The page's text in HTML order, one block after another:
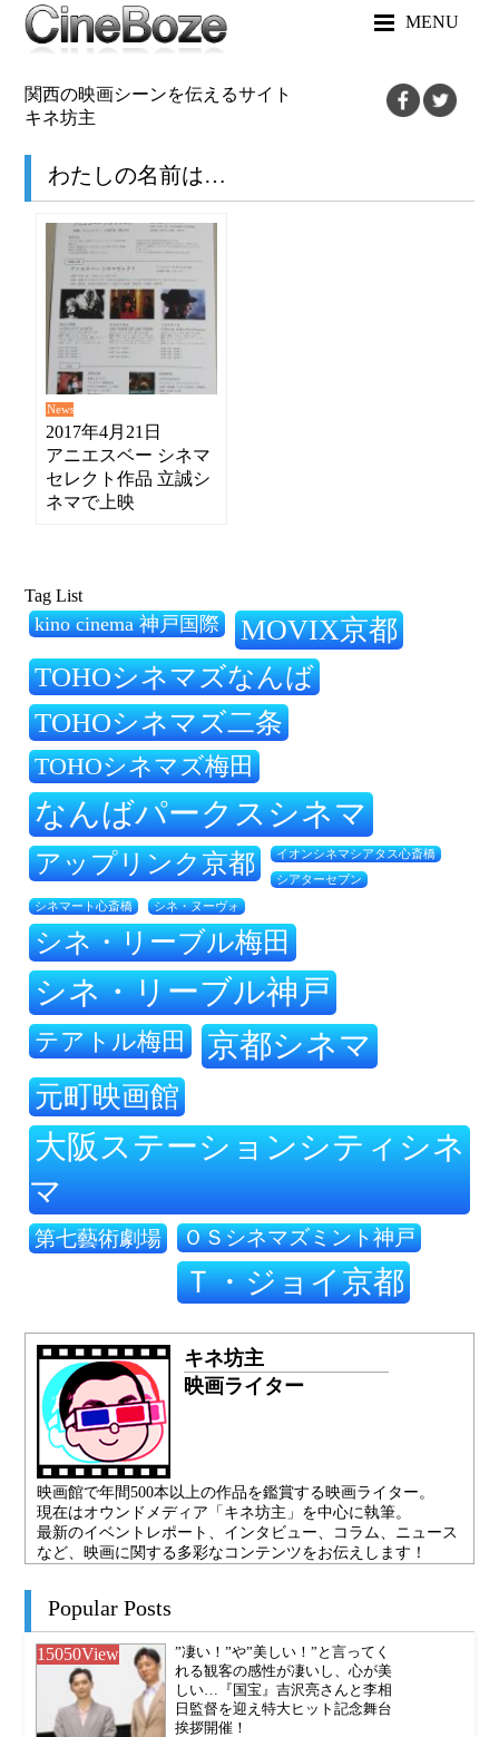
MENU
関西の映画シーンを伝えるサイト
キネ坊主
わたしの名前は…
News
2017年4月21日
アニエスベー シネマ
セレクト作品 立誠シ
ネマで上映
Tag List
kino cinema 神戸国際 MOVIX京都
TOHOシネマズなんば
TOHOシネマズ二条
TOHOシネマズ梅田
なんばパークスシネマ
アップリンク京都 イオンシネマシアタス心斎橋
シアターセブン
シネマート心斎橋 シネ・ヌーヴォ
シネ・リーブル梅田
シネ・リーブル神戸
テアトル梅田 京都シネマ
元町映画館
大阪ステーションシティシネ
マ
第七藝術劇場 ＯＳシネマズミント神戸
Ｔ・ジョイ京都
キネ坊主
映画ライター
映画館で年間500本以上の作品を鑑賞する映画ライター。
現在はオウンドメディア「キネ坊主」を中心に執筆。
最新のイベントレポート、インタビュー、コラム、ニュース
など、映画に関する多彩なコンテンツをお伝えします！
Popular Posts
15050View
”凄い！”や”美しい！”と言ってく
れる観客の感性が凄いし、心が美
しい…『国宝』吉沢亮さんと李相
日監督を迎え特大ヒット記念舞台
挨拶開催！